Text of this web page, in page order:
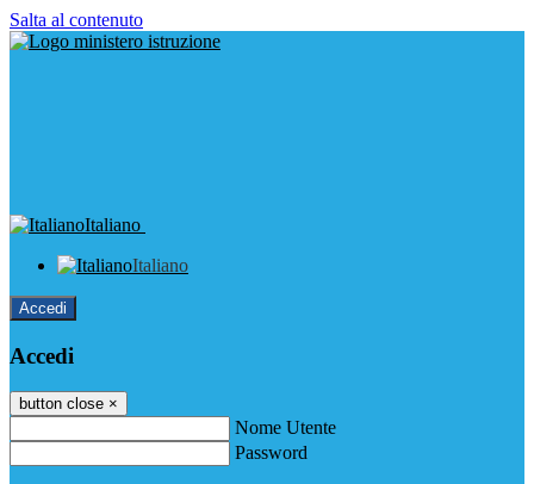
Salta al contenuto
Italiano
Italiano
Accedi
Accedi
button close ×
Nome Utente
Password